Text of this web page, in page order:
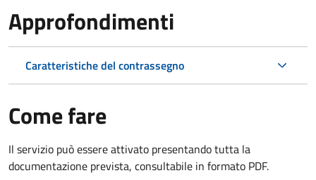
Approfondimenti
Caratteristiche del contrassegno
Come fare
Il servizio può essere attivato presentando tutta la
documentazione prevista, consultabile in formato PDF.